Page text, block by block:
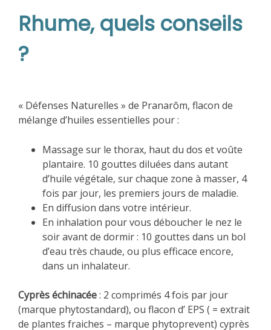
Rhume, quels conseils
?
« Défenses Naturelles » de Pranarôm, flacon de
mélange d’huiles essentielles pour :
Massage sur le thorax, haut du dos et voûte
plantaire. 10 gouttes diluées dans autant
d’huile végétale, sur chaque zone à masser, 4
fois par jour, les premiers jours de maladie.
En diffusion dans votre intérieur.
En inhalation pour vous déboucher le nez le
soir avant de dormir : 10 gouttes dans un bol
d’eau très chaude, ou plus efficace encore,
dans un inhalateur.
Cyprès échinacée: 2 comprimés 4 fois par jour
(marque phytostandard), ou flacon d’ EPS ( = extrait
de plantes fraiches – marque phytoprevent) cyprès